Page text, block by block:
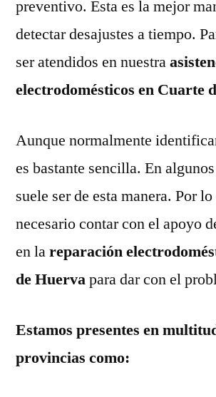
preventivo. Esta es la mejor
detectar desajustes a tiempo.
ser atendidos en nuestra
electrodomésticos en Cuarte
Aunque normalmente
es bastante sencilla. En
suele ser de esta manera. Por lo
necesario contar con el apoyo
en lareparación
de Huervapara dar con el
Estamos presentes en
provincias como: